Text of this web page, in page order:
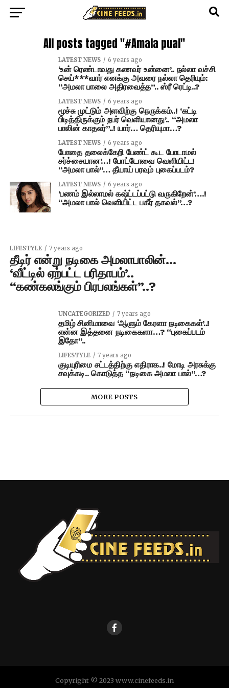
All posts tagged "#Amala pual"
LATEST NEWS 6 years ago
‘உன் ரெண்டாவது கணவர் உன்னை’.. நல்லா வச்சி
செய்***வார் எனக்கு அவரை நல்லா தெரியும்:
“அமலா பாலை அதிரவைத்த”.. ஸ்ரீ ரெட்டி..?
LATEST NEWS 6 years ago
மூச்சு முட்டும் அளவிற்கு நெருக்கம்..! ‘கட்டி
பிடித்திருக்கும் நபர் வெளியானது’.. “அமலா
பாலின் காதலர்”..! யார்… தெரியுமா…?
LATEST NEWS 6 years ago
போதை தலைக்கேறி பேண்ட் கூட போடாமல்
சர்ச்சையான’…! போட்டோவை வெளியிட்ட!
“அமலா பால்”… தீயாய் பரவும் புகைப்படம்?
LATEST NEWS 6 years ago
‘பணம் இல்லாமல் கஷ்ட்டப்பட்டு வருகிறேன்’….!
“அமலா பால் வெளியிட்ட பகீர் தகவல்”…?
LIFESTYLE 7 years ago
தீடிர் என்று நடிகை அமலாபாலின்…
‘வீட்டில் ஏற்பட்ட பரிதாபம்’..
“கண்கலங்கும் பிரபலங்கள்”..?
UNCATEGORIZED 7 years ago
தமிழ் சினிமாவை ‘ஆளும் கேரளா நடிகைகள்’..!
என்ன இத்தனை நடிகைகளா…? “புகைப்படம்
இதோ”..
LIFESTYLE 7 years ago
குடியுரிமை சட்டத்திற்கு எதிராக..! மோடி அரசுக்கு
சவுக்கடி.. கொடுத்த “நடிகை அமலா பால்”…?
MORE POSTS
Copyright © 2023 www.cinefeeds.in